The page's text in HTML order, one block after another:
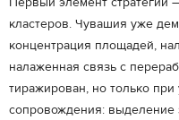
кластеров. Чувашия уже
концентрация площадей,
налаженная связь с
тиражирован, но только при
сопровождения: выделение